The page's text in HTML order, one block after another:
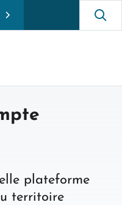
plateforme
territoire